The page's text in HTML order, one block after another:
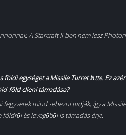
A Starcraft II-ben nem lesz
egységet a Missile Turret lőtte. Ez
föld elleni támadása?
fegyverek mind sebezni tudják, így a
és levegőből is támadás érje.